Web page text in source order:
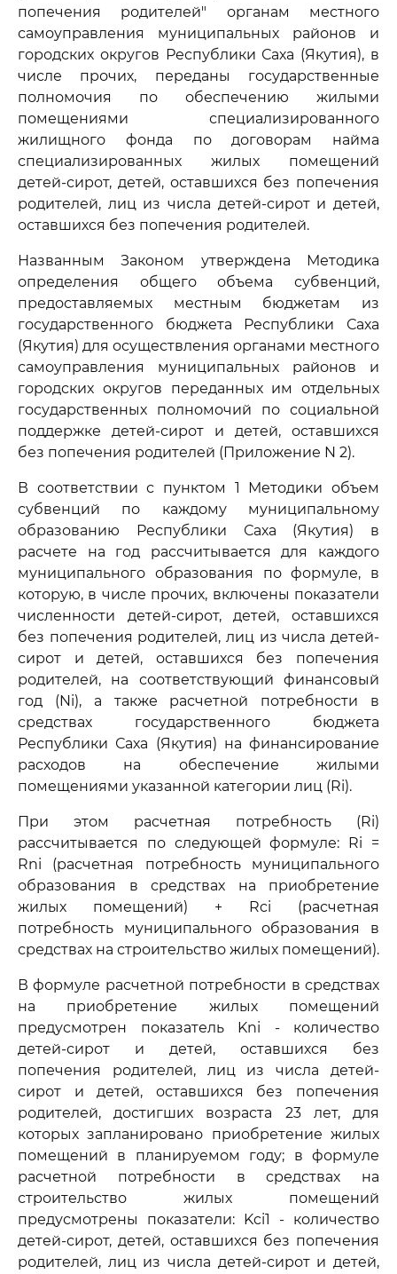
попечения родителей" органам местного
самоуправления муниципальных районов и
городских округов Республики Саха (Якутия), в
числе прочих, переданы государственные
полномочия по обеспечению жилыми
помещениями специализированного
жилищного фонда по договорам найма
специализированных жилых помещений
детей-сирот, детей, оставшихся без попечения
родителей, лиц из числа детей-сирот и детей,
оставшихся без попечения родителей.
Названным Законом утверждена Методика
определения общего объема субвенций,
предоставляемых местным бюджетам из
государственного бюджета Республики Саха
(Якутия) для осуществления органами местного
самоуправления муниципальных районов и
городских округов переданных им отдельных
государственных полномочий по социальной
поддержке детей-сирот и детей, оставшихся
без попечения родителей (Приложение N 2).
В соответствии с пунктом 1 Методики объем
субвенций по каждому муниципальному
образованию Республики Саха (Якутия) в
расчете на год рассчитывается для каждого
муниципального образования по формуле, в
которую, в числе прочих, включены показатели
численности детей-сирот, детей, оставшихся
без попечения родителей, лиц из числа детей-
сирот и детей, оставшихся без попечения
родителей, на соответствующий финансовый
год (Ni), а также расчетной потребности в
средствах государственного бюджета
Республики Саха (Якутия) на финансирование
расходов на обеспечение жилыми
помещениями указанной категории лиц (Ri).
При этом расчетная потребность (Ri)
рассчитывается по следующей формуле: Ri =
Rni (расчетная потребность муниципального
образования в средствах на приобретение
жилых помещений) + Rci (расчетная
потребность муниципального образования в
средствах на строительство жилых помещений).
В формуле расчетной потребности в средствах
на приобретение жилых помещений
предусмотрен показатель Kni - количество
детей-сирот и детей, оставшихся без
попечения родителей, лиц из числа детей-
сирот и детей, оставшихся без попечения
родителей, достигших возраста 23 лет, для
которых запланировано приобретение жилых
помещений в планируемом году; в формуле
расчетной потребности в средствах на
строительство жилых помещений
предусмотрены показатели: Kci1 - количество
детей-сирот, детей, оставшихся без попечения
родителей, лиц из числа детей-сирот и детей,